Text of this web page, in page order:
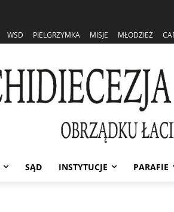
WSD PIELGRZYMKA MISJE MŁODZIEŻ
SĄD INSTYTUCJE PARAFIE